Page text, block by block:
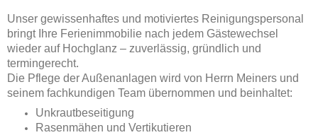
Unser gewissenhaftes und motiviertes Reinigungspersonal
bringt Ihre Ferienimmobilie nach jedem Gästewechsel
wieder auf Hochglanz – zuverlässig, gründlich und
termingerecht.
Die Pflege der Außenanlagen wird von Herrn Meiners und
seinem fachkundigen Team übernommen und beinhaltet:
Unkrautbeseitigung
Rasenmähen und Vertikutieren